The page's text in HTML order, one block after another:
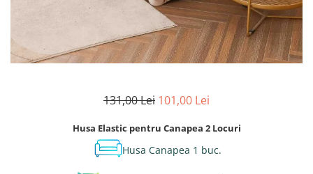
131,00 Lei 101,00 Lei
Husa Elastic pentru Canapea 2 Locuri
Husa Canapea 1 buc.